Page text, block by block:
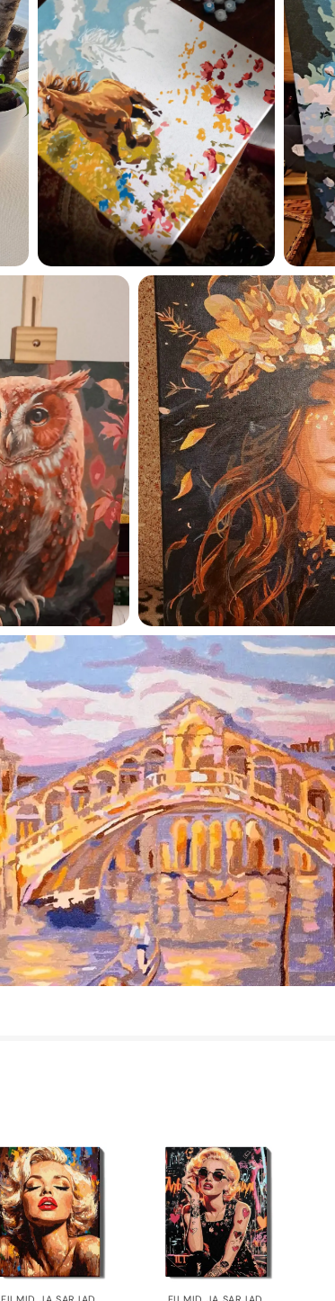
Olen tutvunud
privaatsuspoliitikaga ja
sellega
Maalihobi.eePrivaatsuspoliitika
TELLI